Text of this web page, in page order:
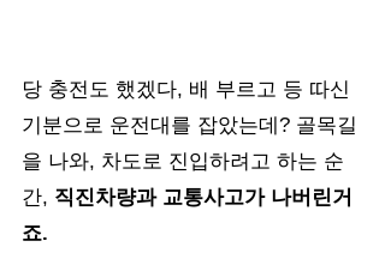
당 충전도 했겠다, 배 부르고 등 따신
기분으로 운전대를 잡았는데? 골목길
을 나와, 차도로 진입하려고 하는 순
간, 직진차량과 교통사고가 나버린거
죠.